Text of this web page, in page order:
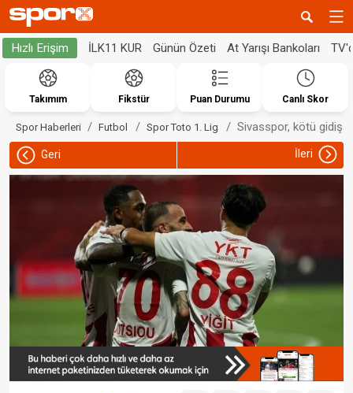
Hızlı Erişim İLK11 KUR Günün Özeti At Yarışı Bankoları
Takımım Fikstür Puan Durumu Canlı Skor
Spor Haberleri Futbol Spor Toto 1. Lig Sivasspor, kötü
Geri İleri